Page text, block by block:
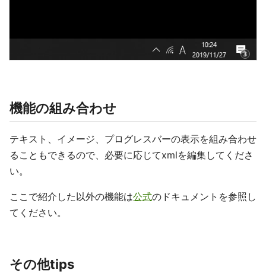
機能の組み合わせ
テキスト、イメージ、プログレスバーの表示を組み合わせ
ることもできるので、必要に応じてxmlを編集してくださ
い。
ここで紹介した以外の機能は公式のドキュメントを参照し
てください。
その他tips